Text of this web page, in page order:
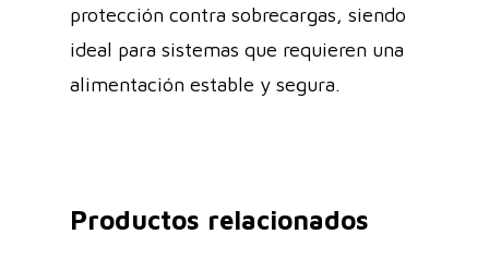
protección contra sobrecargas, siendo
ideal para sistemas que requieren una
alimentación estable y segura.
Productos relacionados